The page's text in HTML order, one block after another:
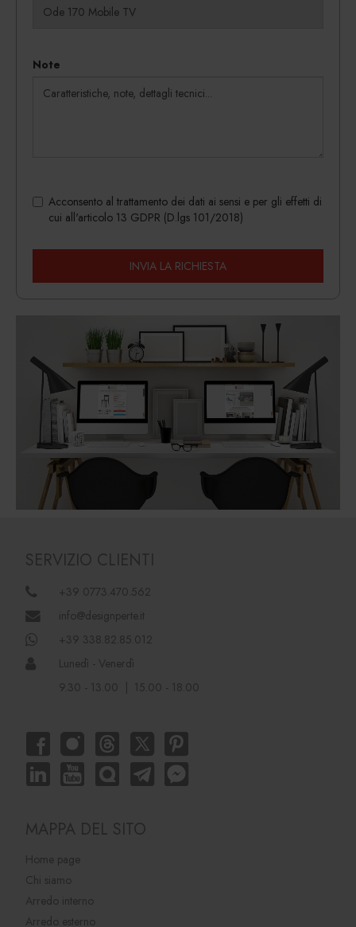
Note
Acconsento al trattamento dei dati ai sensi e per gli effetti di
cui all'articolo 13 GDPR (D.lgs 101/2018)
INVIA LA RICHIESTA
SERVIZIO CLIENTI
+39 0773.470.562
info@designperte.it
+39 338.82.85.012
Lunedì - Venerdì
9.30 - 13.00 | 15.00 - 18.00
MAPPA DEL SITO
Home page
Chi siamo
Arredo interno
Arredo esterno